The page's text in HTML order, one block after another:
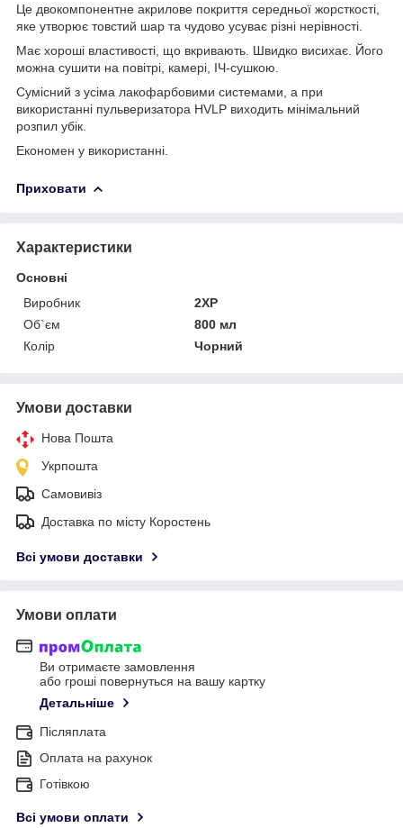
Це двокомпонентне акрилове покриття середньої жорсткості,
яке утворює товстий шар та чудово усуває різні нерівності.
Має хороші властивості, що вкривають. Швидко висихає. Його
можна сушити на повітрі, камері, ІЧ-сушкою.
Сумісний з усіма лакофарбовими системами, а при
використанні пульверизатора HVLP виходить мінімальний
розпил убік.
Економен у використанні.
Приховати
Характеристики
Основні
Виробник
2XP
Об`єм
800 мл
Колір
Чорний
Умови доставки
Нова Пошта
Укрпошта
Самовивіз
Доставка по місту Коростень
Всі умови доставки
Умови оплати
Ви отримаєте замовлення
або гроші повернуться на вашу картку
Детальніше
Післяплата
Оплата на рахунок
Готівкою
Всі умови оплати